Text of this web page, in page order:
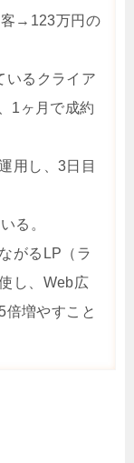
客→123万円の
いるクライア
1ヶ月で成約
用し、3日目
る。
がるLP（ラ
し、Web広
倍増やすこと